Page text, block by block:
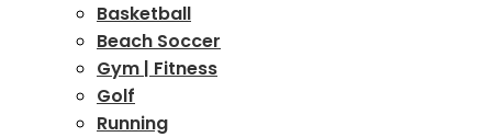
Basketball
Beach Soccer
Gym | Fitness
Golf
Running